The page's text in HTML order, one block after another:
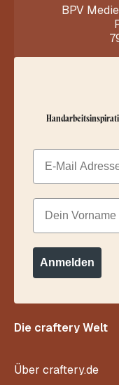
BPV
Die craftery Welt
Über craftery.de
Email
Dein Vorname
Anmelden